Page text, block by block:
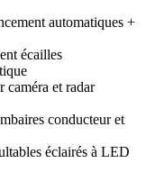
automatiques +
écailles
caméra et radar
conducteur et
éclairés à LED